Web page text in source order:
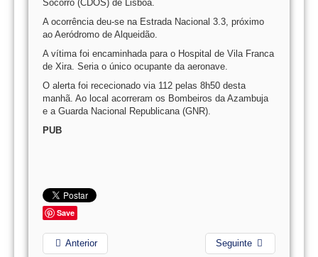
Socorro (CDOS) de Lisboa.
A ocorrência deu-se na Estrada Nacional 3.3, próximo
ao Aeródromo de Alqueidão.
A vítima foi encaminhada para o Hospital de Vila Franca
de Xira. Seria o único ocupante da aeronave.
O alerta foi rececionado via 112 pelas 8h50 desta
manhã. Ao local acorreram os Bombeiros da Azambuja
e a Guarda Nacional Republicana (GNR).
PUB
Save
Anterior Seguinte